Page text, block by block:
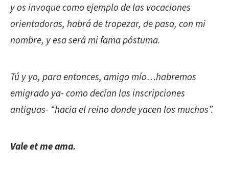
y os invoque como ejemplo de las vocaciones
orientadoras, habrá de tropezar, de paso, con mi
nombre, y esa será mi fama póstuma.
Tú y yo, para entonces, amigo mío…habremos
emigrado ya- como decían las inscripciones
antiguas- “hacia el reino donde yacen los muchos”.
Vale et me ama.